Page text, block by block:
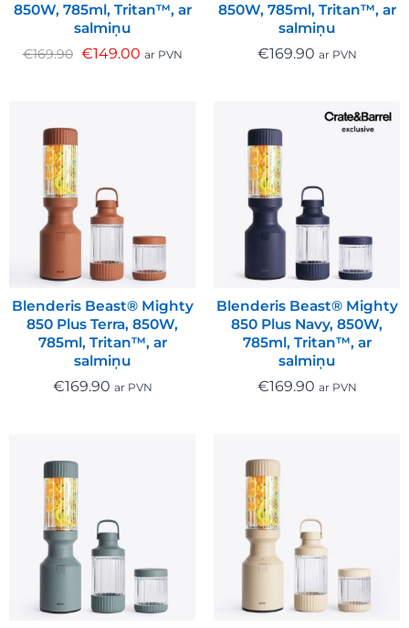
850W, 785ml, Tritan™, ar
salmiņu
€169.90 €149.00 ar PVN
850W, 785ml, Tritan™, ar
salmiņu
€169.90 ar PVN
Blenderis Beast® Mighty
850 Plus Terra, 850W,
785ml, Tritan™, ar
salmiņu
€169.90 ar PVN
Blenderis Beast® Mighty
850 Plus Navy, 850W,
785ml, Tritan™, ar
salmiņu
€169.90 ar PVN